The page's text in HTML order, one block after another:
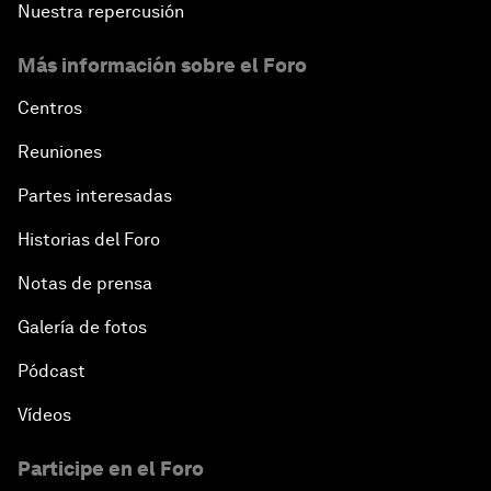
Nuestra repercusión
Más información sobre el Foro
Centros
Reuniones
Partes interesadas
Historias del Foro
Notas de prensa
Galería de fotos
Pódcast
Vídeos
Participe en el Foro